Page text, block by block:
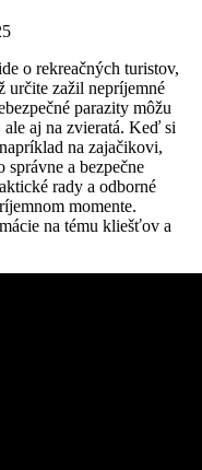
o rekreačných turistov,
zažil nepríjemné
parazity môžu
aj na ⁣zvieratá.‍ Keď si
na zajačikovi,
a bezpečne
rady⁢ a odborné⁤
momente.
​na tému kliešťov‍ a